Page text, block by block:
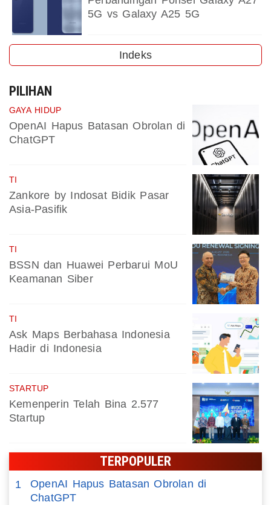
5G vs Galaxy A25 5G
Indeks
PILIHAN
GAYA HIDUP
OpenAI Hapus Batasan Obrolan di
ChatGPT
TI
Zankore by Indosat Bidik Pasar
Asia-Pasifik
TI
BSSN dan Huawei Perbarui MoU
Keamanan Siber
TI
Ask Maps Berbahasa Indonesia
Hadir di Indonesia
STARTUP
Kemenperin Telah Bina 2.577
Startup
TERPOPULER
1
OpenAI Hapus Batasan Obrolan di
ChatGPT